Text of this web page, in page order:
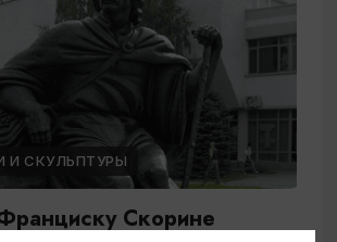
И СКУЛЬПТУРЫ
Скорине